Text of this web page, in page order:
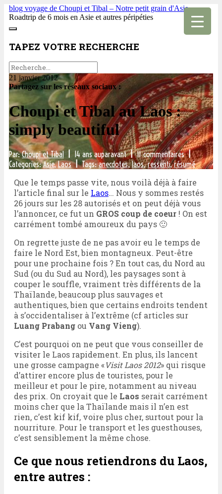
blog voyage de Choupi et Tibal – Notre petit grain d'Asie
Roadtrip de 6 mois en Asie et autres péripéties
TAPEZ VOTRE RECHERCHE
21 janvier 2012
Partagez sur les réseaux sociaux :
Choupi et Tibal au Laos :
simply beautiful
Par:Choupi et Tibal 14 ans auparavant|11 commentaires|
Categories:Asie,Laos |Tags:anecdotes,laos,ressenti,résumé
Que le temps passe vite, nous voilà déjà à faire
l’article final sur le Laos… Nous y sommes restés
26 jours sur les 28 autorisés et on peut déjà vous
l’annoncer, ce fut un GROS coup de coeur ! On est
carrément tombé amoureux du pays 🙂
On regrette juste de ne pas avoir eu le temps de
faire le Nord Est, bien montagneux. Peut-être
pour une prochaine fois ? En tout cas, du Nord au
Sud (ou du Sud au Nord), les paysages sont à
couper le souffle, vraiment très différents de la
Thaïlande, beaucoup plus sauvages et
authentiques, bien que certains endroits tendent
à s’occidentaliser à l’extrême (cf articles sur
Luang Prabang ou Vang Vieng).
C’est pourquoi on ne peut que vous conseiller de
visiter le Laos rapidement. En plus, ils lancent
une grosse campagne «Visit Laos 2012» qui risque
d’attirer encore plus de touristes, pour le
meilleur et pour le pire, notamment au niveau
des prix. On croyait que le Laos serait carrément
moins cher que la Thaïlande mais il n’en est
rien, c’est kif kif, voire plus cher, surtout pour la
nourriture. Pour le transport et les guesthouses,
c’est sensiblement la même chose.
Ce que nous retiendrons du Laos,
entre autres :